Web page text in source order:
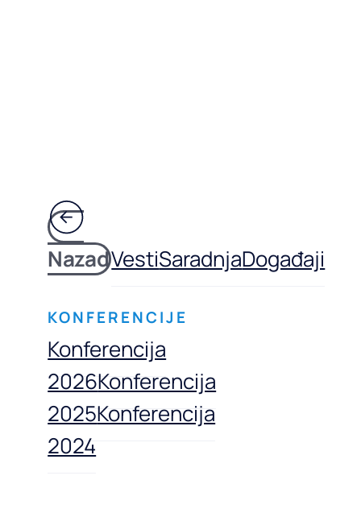
NazadVestiSaradnjaDogađaji
KONFERENCIJE
Konferencija
2026Konferencija
2025Konferencija
2024